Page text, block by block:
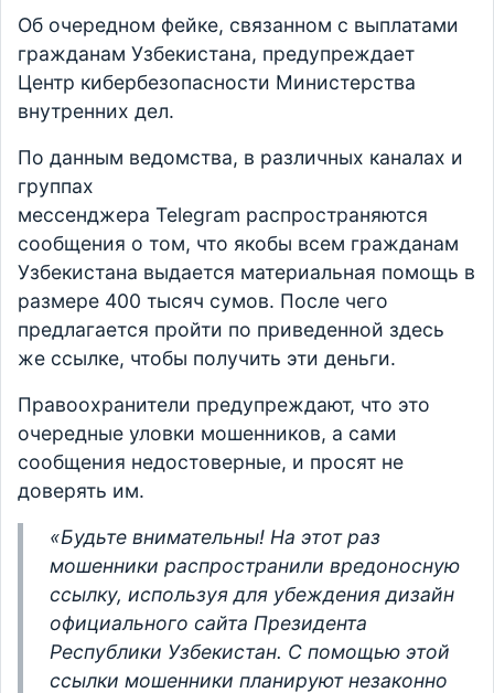
Об очередном фейке, связанном с выплатами
гражданам Узбекистана, предупреждает
Центр кибербезопасности Министерства
внутренних дел.
По данным ведомства, в различных каналах и
группах
мессенджера Telegram распространяются
сообщения о том, что якобы всем гражданам
Узбекистана выдается материальная помощь в
размере 400 тысяч сумов. После чего
предлагается пройти по приведенной здесь
же ссылке, чтобы получить эти деньги.
Правоохранители предупреждают, что это
очередные уловки мошенников, а сами
сообщения недостоверные, и просят не
доверять им.
«Будьте внимательны! На этот раз
мошенники распространили вредоносную
ссылку, используя для убеждения дизайн
официального сайта Президента
Республики Узбекистан. С помощью этой
ссылки мошенники планируют незаконно